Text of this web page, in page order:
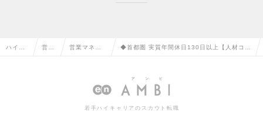
ハイク 営業 営業マネー
理職の転職
◆首都圏 実質年間休日130日以上【人材コン
ラス人材特化の求人情報
若手ハイキャリアのスカウト転職